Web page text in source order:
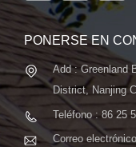
automáticos
PONERSE EN
Add : Greenland
District, Nanjing
Teléfono : 86 25
Correo